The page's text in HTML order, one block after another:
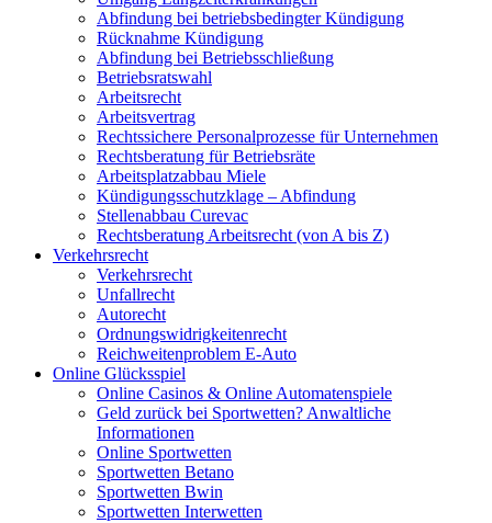
Abfindung bei betriebsbedingter Kündigung
Rücknahme Kündigung
Abfindung bei Betriebsschließung
Betriebsratswahl
Arbeitsrecht
Arbeitsvertrag
Rechtssichere Personalprozesse für Unternehmen
Rechtsberatung für Betriebsräte
Arbeitsplatzabbau Miele
Kündigungsschutzklage – Abfindung
Stellenabbau Curevac
Rechtsberatung Arbeitsrecht (von A bis Z)
Verkehrsrecht
Verkehrsrecht
Unfallrecht
Autorecht
Ordnungswidrigkeitenrecht
Reichweitenproblem E-Auto
Online Glücksspiel
Online Casinos & Online Automatenspiele
Geld zurück bei Sportwetten? Anwaltliche
Informationen
Online Sportwetten
Sportwetten Betano
Sportwetten Bwin
Sportwetten Interwetten